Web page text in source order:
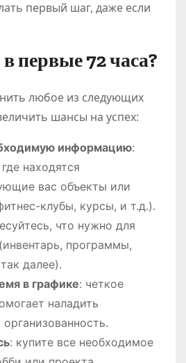
первый шаг, даже если
первые 72 часа?
любое из следующих
шансы на успех:
информацию:
находятся
вас объекты или
клубы, курсы, и т.д.).
что нужно для
программы,
далее).
в графике: четкое
наладить
: купите все необходимое